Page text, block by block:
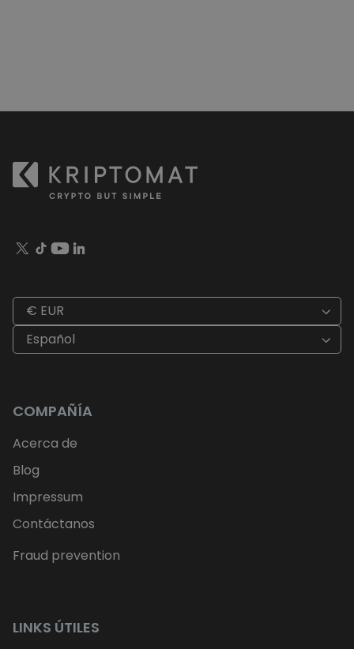
€ EUR
Español
COMPAÑÍA
Acerca de
Blog
Impressum
Contáctanos
Fraud prevention
LINKS ÚTILES